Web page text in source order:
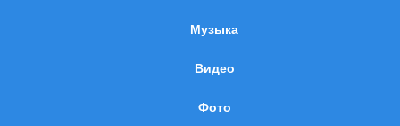
Музыка
Видео
Фото